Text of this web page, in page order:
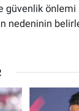
önlemi
nedeninin